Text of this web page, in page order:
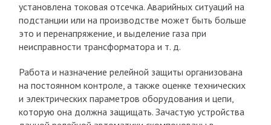
установлена токовая отсечка. Аварийных ситуаций на
подстанции или на производстве может быть больше
это и перенапряжение, и выделение газа при
неисправности трансформатора и т. д.
Работа и назначение релейной защиты организована
на постоянном контроле, а также оценке технических
и электрических параметров оборудования и цепи,
которую она должна защищать. Зачастую устройства